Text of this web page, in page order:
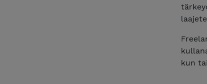
kun